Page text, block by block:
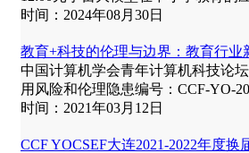
时间：2024年08月30日
教育+科技的伦理与边界：教育行业
中国计算机学会青年计算机科技论坛
用风险和伦理隐患编号：CCF-YO-
时间：2021年03月12日
CCF YOCSEF大连2021-2022年度换